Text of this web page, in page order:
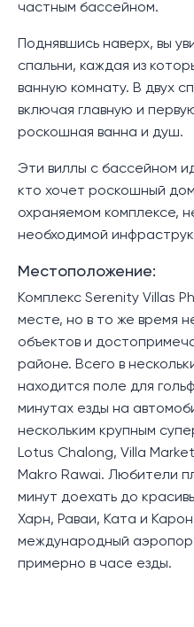
частным бассейном.
Поднявшись наверх, вы
спальни, каждая из
ванную комнату. В двух
включая главную и
роскошная ванна и душ.
Эти виллы с бассейном
кто хочет роскошный
охраняемом комплексе,
необходимой
Местоположение:
Комплекс Serenity Villas
месте, но в то же время
объектов и
районе. Всего в
находится поле для
минутах езды на
нескольким крупным
Lotus Chalong, Villa
Makro Rawai. Любители
минут доехать до
Харн, Раваи, Ката и
международный
примерно в часе езды.